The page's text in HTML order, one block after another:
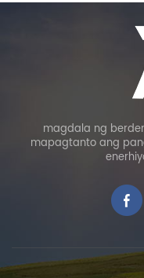
magdala ng
mapagtanto ang